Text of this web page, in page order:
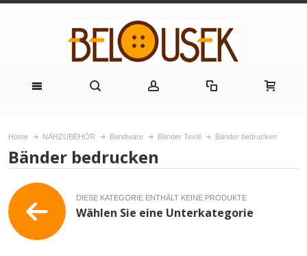
Home NÄHZUBEHÖR Bandware Bänder Textil Bänder bedrucken
Bänder bedrucken
DIESE KATEGORIE ENTHÄLT KEINE PRODUKTE
Wählen Sie eine Unterkategorie